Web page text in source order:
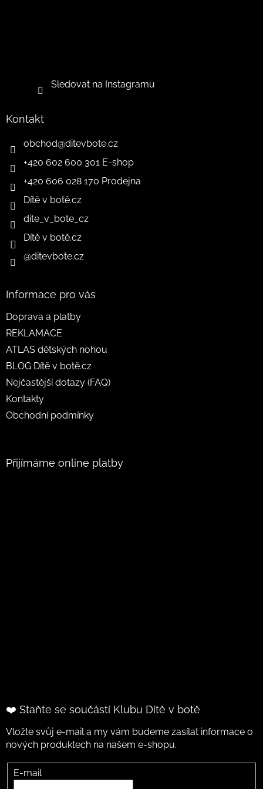
Sledovat na Instagramu
Kontakt
obchod@ditevbote.cz
+420 602 600 301 E-shop
+420 606 028 170 Prodejna
Dítě v botě.cz
dite_v_bote_cz
Dítě v botě.cz
@ditevbote.cz
Informace pro vás
Doprava a platby
REKLAMACE
ATLAS dětských nohou
BLOG Dítě v botě.cz
Nejčastější dotazy (FAQ)
Kontakty
Obchodní podmínky
Přijímáme online platby
❤️ Staňte se součástí Klubu Dítě v botě
Vložte svůj e-mail a my vám budeme zasílat informace o
nových produktech na našem e-shopu.
E-mail